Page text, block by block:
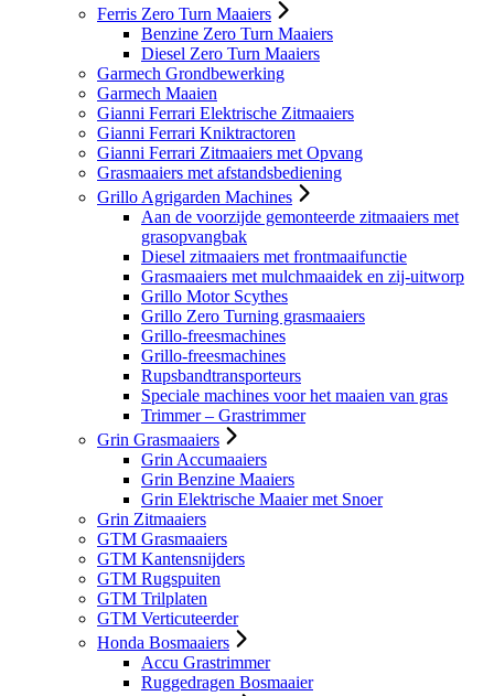
Ferris Zero Turn Maaiers
Benzine Zero Turn Maaiers
Diesel Zero Turn Maaiers
Garmech Grondbewerking
Garmech Maaien
Gianni Ferrari Elektrische Zitmaaiers
Gianni Ferrari Kniktractoren
Gianni Ferrari Zitmaaiers met Opvang
Grasmaaiers met afstandsbediening
Grillo Agrigarden Machines
Aan de voorzijde gemonteerde zitmaaiers met
grasopvangbak
Diesel zitmaaiers met frontmaaifunctie
Grasmaaiers met mulchmaaidek en zij-uitworp
Grillo Motor Scythes
Grillo Zero Turning grasmaaiers
Grillo-freesmachines
Grillo-freesmachines
Rupsbandtransporteurs
Speciale machines voor het maaien van gras
Trimmer – Grastrimmer
Grin Grasmaaiers
Grin Accumaaiers
Grin Benzine Maaiers
Grin Elektrische Maaier met Snoer
Grin Zitmaaiers
GTM Grasmaaiers
GTM Kantensnijders
GTM Rugspuiten
GTM Trilplaten
GTM Verticuteerder
Honda Bosmaaiers
Accu Grastrimmer
Ruggedragen Bosmaaier